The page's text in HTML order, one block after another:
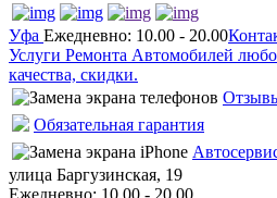
Уфа Ежедневно: 10.00 - 20.00
Услуги Ремонта Автомобилей
качества, скидки.
Обязательная гарантия
улица Баргузинская, 19
Ежедневно: 10.00 - 20.00